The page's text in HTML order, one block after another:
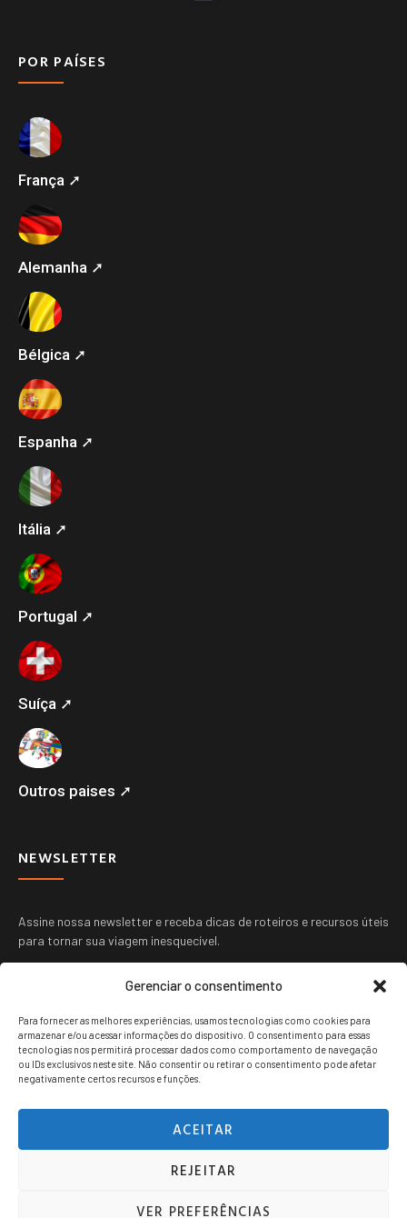
Gerenciar o consentimento
Para fornecer as melhores experiências, usamos tecnologias como cookies para
armazenar e/ou acessar informações do dispositivo. O consentimento para essas
tecnologias nos permitirá processar dados como comportamento de navegação
ou IDs exclusivos neste site. Não consentir ou retirar o consentimento pode afetar
negativamente certos recursos e funções.
ACEITAR
REJEITAR
VER PREFERÊNCIAS
POR PAÍSES
França ➚
Alemanha ➚
Bélgica ➚
Espanha ➚
Itália ➚
Portugal ➚
Suíça ➚
Outros paises ➚
NEWSLETTER
Assine nossa newsletter e receba dicas de roteiros e recursos úteis
para tornar sua viagem inesquecível.
ENVIAR
Viagem jovem copyright © 2024. Todos os direitos reservados.